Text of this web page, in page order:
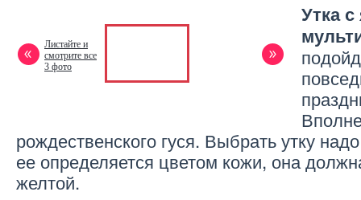
Листайте и
смотрите все
3 фото
Утка
рождественского гуся. Выбрать утку
ее определяется цветом кожи, она
желтой.